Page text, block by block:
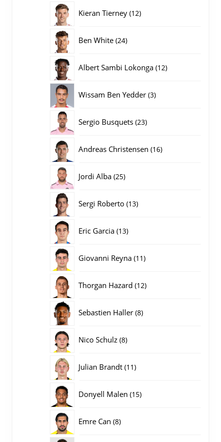
Kieran Tierney 1212
Ben White 2424
Albert Sambi Lokonga 1212
Wissam Ben Yedder 33
Sergio Busquets 2323
Andreas Christensen 1616
Jordi Alba 2525
Sergi Roberto 1313
Eric Garcia 1313
Giovanni Reyna 1111
Thorgan Hazard 1212
Sebastien Haller 88
Nico Schulz 88
Julian Brandt 1111
Donyell Malen 1515
Emre Can 88